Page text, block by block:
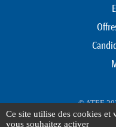
© ATEE
Protection des données
Ce site utilise des cookies et
vous souhaitez activer